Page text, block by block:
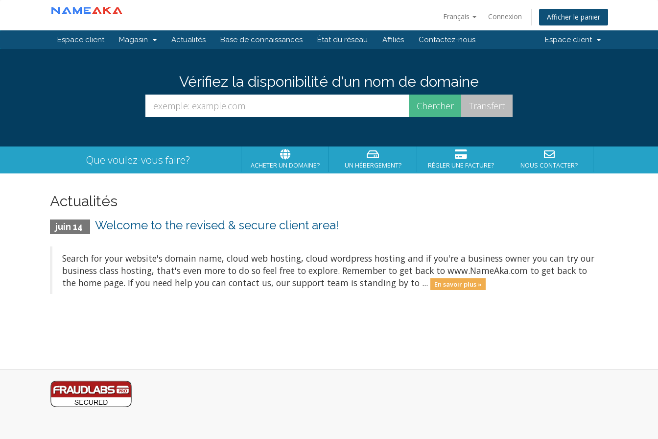
Français Connexion Afficher le panier
Espace client Magasin Actualités Base de connaissances État du réseau Affiliés Contactez-nous Espace client
Vérifiez la disponibilité d'un nom de domaine
Que voulez-vous faire? ACHETER UN DOMAINE? UN HÉBERGEMENT? RÉGLER UNE FACTURE? NOUS CONTACTER?
Actualités
juin 14 Welcome to the revised & secure client area!
Search for your website's domain name, cloud web hosting, cloud wordpress hosting and if you're a business owner you can try our
business class hosting, that's even more to do so feel free to explore. Remember to get back to www.NameAka.com to get back to
the home page. If you need help you can contact us, our support team is standing by to ...
En savoir plus »